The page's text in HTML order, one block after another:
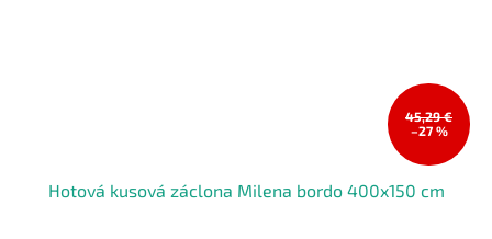
45,29 €
–27 %
Hotová kusová záclona Milena bordo 400x150 cm